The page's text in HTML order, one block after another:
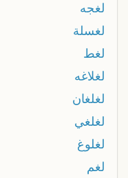
لغجه
لغسلة
لغط
لغلاغه
لغلغان
لغلغي
لغلوغ
لغم